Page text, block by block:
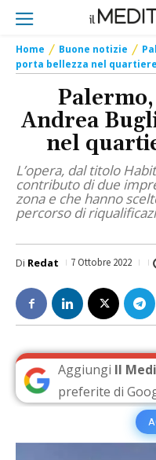
Home Buone notizie
porta bellezza nel
Andrea
nel
L’opera, dal titolo
contributo di due
zona e che hanno
percorso di
Di Redat 7 Ottobre 2022
Aggiungi Il
preferite di